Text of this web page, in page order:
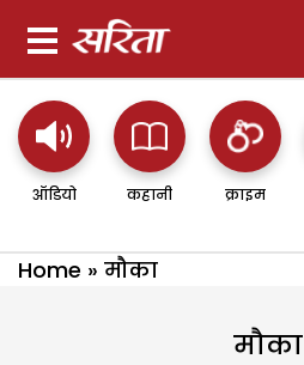
ऑडियो कहानी क्राइम
Home » मौका
मौका